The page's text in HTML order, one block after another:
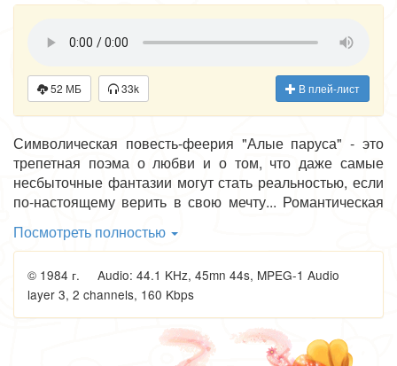
Из архивов
52 МБ 33k В плей-лист
Символическая повесть-феерия "Алые паруса" - это
трепетная поэма о любви и о том, что даже самые
несбыточные фантазии могут стать реальностью, если
по-настоящему верить в свою мечту... Романтическая
вдохновившим многих поэтов, музыкантов и
кинематографистов на развитие целого сегмента
русской романтической культуры ХХ века.
Посмотреть полностью
© 1984 г. Audio: 44.1 KHz, 45mn 44s, MPEG-1 Audio
layer 3, 2 channels, 160 Kbps